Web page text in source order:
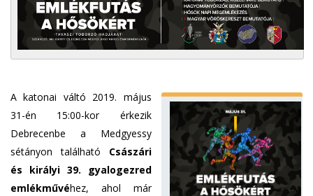
A katonai váltó 2019. május
31-én 15:00-kor érkezik
Debrecenbe a Medgyessy
sétányon található Császári
és királyi 39. gyalogezred
emlékművéhez, ahol már